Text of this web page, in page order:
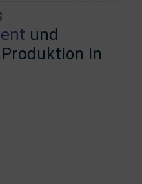
und
in